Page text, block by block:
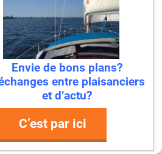
Accepter
Refuser
les préférences
Traitement de vos données
personnelles
Envie de bons plans?
entre plaisanciers
et d’actu?
C’est par ici